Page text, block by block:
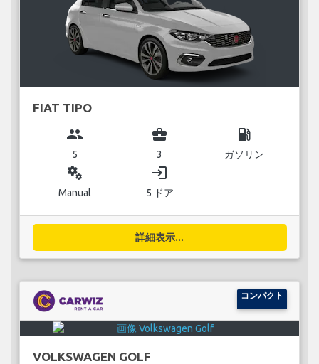
FIAT TIPO
group
5
business_center
3
local_gas_station
ガソリン
miscellaneous_services
Manual
login
5 ドア
詳細表示...
コンパクト
VOLKSWAGEN GOLF